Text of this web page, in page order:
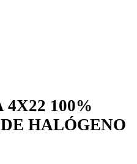
100%
HALÓGENO